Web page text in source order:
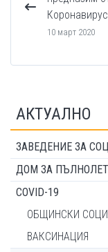
Коронавирус
10 март 2020
АКТУАЛНО
ЗАВЕДЕНИЕ ЗА
ДОМ ЗА
COVID-19
ОБЩИНСКИ
ВАКСИНАЦИЯ